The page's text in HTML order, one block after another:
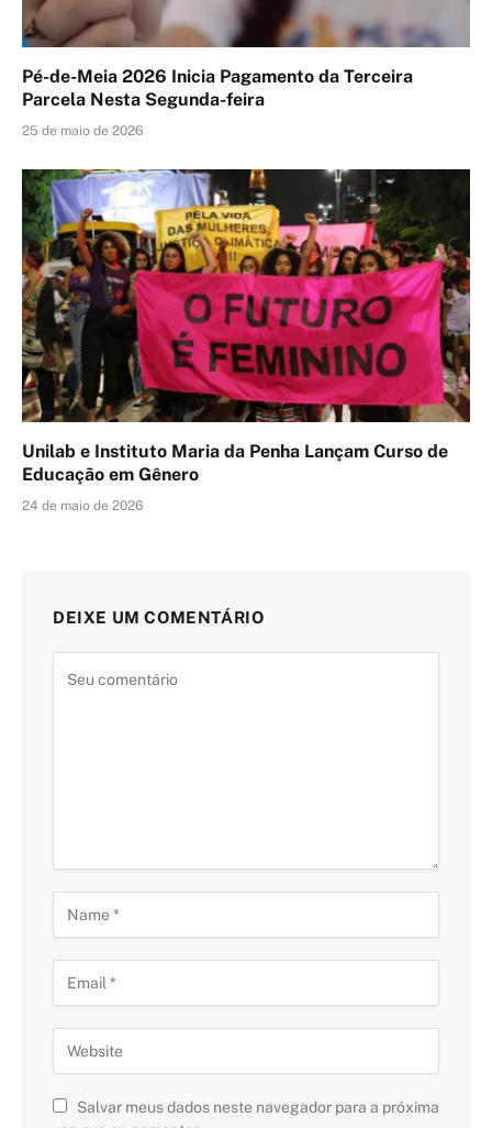
Pé-de-Meia 2026 Inicia Pagamento da Terceira
Parcela Nesta Segunda-feira
25 de maio de 2026
Unilab e Instituto Maria da Penha Lançam Curso de
Educação em Gênero
24 de maio de 2026
DEIXE UM COMENTÁRIO
Salvar meus dados neste navegador para a próxima